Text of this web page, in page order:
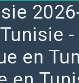
-
en